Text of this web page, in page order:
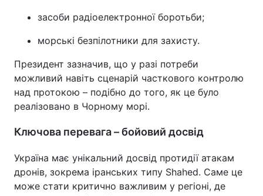
засоби радіоелектронної боротьби;
морські безпілотники для захисту.
Президент зазначив, що у разі потреби
можливий навіть сценарій часткового контролю
над протокою – подібно до того, як це було
реалізовано в Чорному морі.
Ключова перевага – бойовий досвід
Україна має унікальний досвід протидії атакам
дронів, зокрема іранських типу Shahed. Саме це
може стати критично важливим у регіоні, де